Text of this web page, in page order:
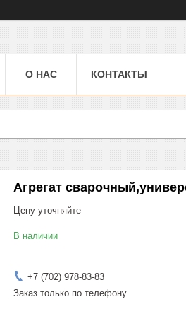
О НАС КОНТАКТЫ
Агрегат
Цену уточняйте
В наличии
+7 (702) 978-83-83
Заказ только по телефону